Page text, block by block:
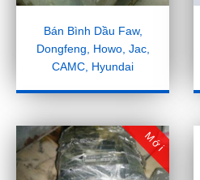
Bán Bình Dầu Faw,
Dongfeng, Howo, Jac,
CAMC, Hyundai
Mới